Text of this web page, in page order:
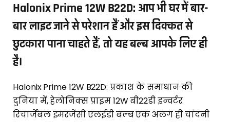
Halonix Prime 12W B22D: आप भी घर में बार-
बार लाइट जाने से परेशान हैं और इस दिक्कत से
छुटकारा पाना चाहते हैं, तो यह बल्ब आपके लिए ही
है।
Halonix Prime 12W B22D: प्रकाश के समाधान की
दुनिया में, हेलोनिक्स प्राइम 12W बी22डी इन्वर्टर
रिचार्जेबल इमरजेंसी एलईडी बल्ब एक अलग ही चांदनी